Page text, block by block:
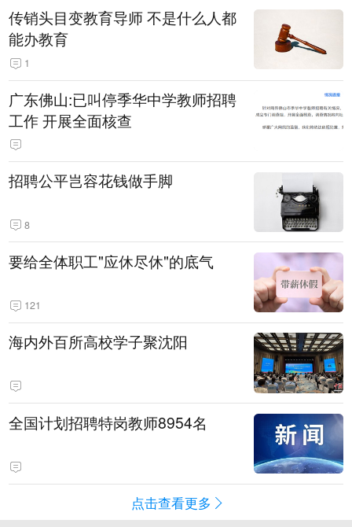
传销头目变教育导师 不是什么人都
能办教育
1
广东佛山:已叫停季华中学教师招聘
工作 开展全面核查
招聘公平岂容花钱做手脚
8
要给全体职工"应休尽休"的底气
121
海内外百所高校学子聚沈阳
全国计划招聘特岗教师8954名
点击查看更多